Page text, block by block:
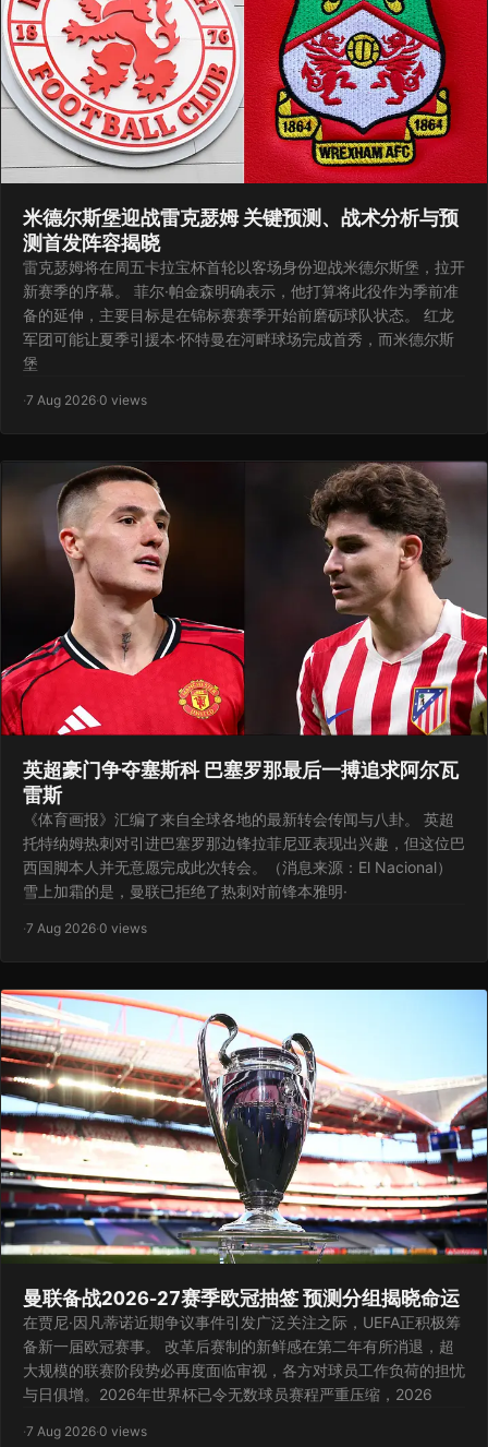
米德尔斯堡迎战雷克瑟姆 关键预测、战术分析与预
测首发阵容揭晓
雷克瑟姆将在周五卡拉宝杯首轮以客场身份迎战米德尔斯堡，拉开
新赛季的序幕。 菲尔·帕金森明确表示，他打算将此役作为季前准
备的延伸，主要目标是在锦标赛赛季开始前磨砺球队状态。 红龙
军团可能让夏季引援本·怀特曼在河畔球场完成首秀，而米德尔斯
堡
·7 Aug 2026·0 views
英超豪门争夺塞斯科 巴塞罗那最后一搏追求阿尔瓦
雷斯
《体育画报》汇编了来自全球各地的最新转会传闻与八卦。 英超
托特纳姆热刺对引进巴塞罗那边锋拉菲尼亚表现出兴趣，但这位巴
西国脚本人并无意愿完成此次转会。（消息来源：El Nacional）
雪上加霜的是，曼联已拒绝了热刺对前锋本雅明·
·7 Aug 2026·0 views
曼联备战2026-27赛季欧冠抽签 预测分组揭晓命运
在贾尼·因凡蒂诺近期争议事件引发广泛关注之际，UEFA正积极筹
备新一届欧冠赛事。 改革后赛制的新鲜感在第二年有所消退，超
大规模的联赛阶段势必再度面临审视，各方对球员工作负荷的担忧
与日俱增。2026年世界杯已令无数球员赛程严重压缩，2026
·7 Aug 2026·0 views